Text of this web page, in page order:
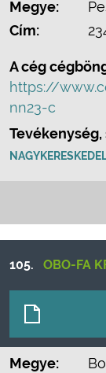
Megye:
Cím:
A cég
https://
nn23-c
105. OBO-FA
Megye: